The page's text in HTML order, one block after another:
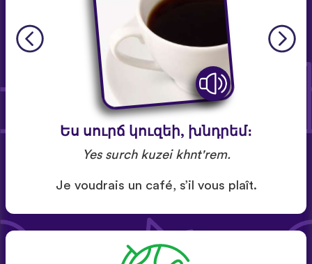
Ես սուրճ կուզեի, խնդրեմ։
Yes surch kuzei khnt'rem.
Je voudrais un café, s’il vous plaît.